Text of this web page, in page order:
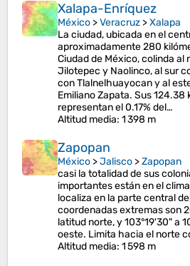
Xalapa-Enríquez
México >Veracruz >Xalapa
La ciudad, ubicada en el
aproximadamente 280
Ciudad de México, colinda al
Jilotepec y Naolinco, al sur
con Tlalnelhuayocan y al
Emiliano Zapata. Sus 124.38
representan el 0.17% del…
Altitud media: 1 398 m
Zapopan
México >Jalisco >Zapopan
casi la totalidad de sus
importantes están en el
localiza en la parte central
coordenadas extremas son
latitud norte, y 103°19'30" a
oeste. Limita hacia el norte
Altitud media: 1 598 m